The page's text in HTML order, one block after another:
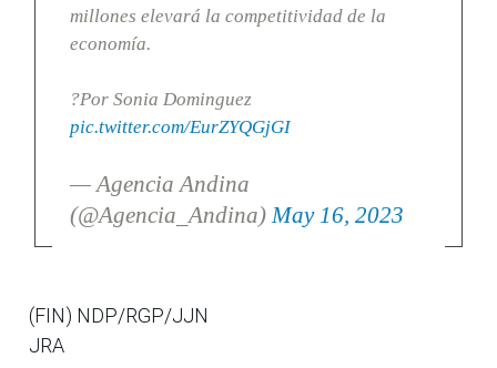
millones elevará la competitividad de la
economía.
?Por Sonia Dominguez
pic.twitter.com/EurZYQGjGI
— Agencia Andina
(@Agencia_Andina) May 16, 2023
(FIN) NDP/RGP/JJN
JRA